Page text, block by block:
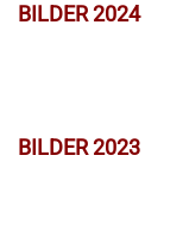
BILDER 2024
BILDER 2023